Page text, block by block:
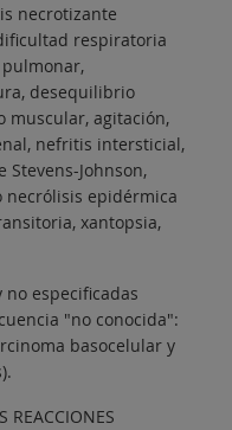
necrotizante
respiratoria
desequilibrio
muscular, agitación,
nefritis intersticial,
Johnson,
epidérmica
xantopsia,
especificadas
"no conocida":
basocelular y
REACCIONES